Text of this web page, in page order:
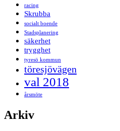
racing
Skrubba
socialt boende
Stadsplanering
säkerhet
trygghet
tyresö kommun
töresjövägen
val 2018
årsmöte
Arkiv